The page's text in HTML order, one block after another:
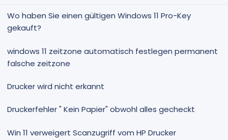
Wo haben Sie einen gültigen Windows 11 Pro-Key
gekauft?
windows 11 zeitzone automatisch festlegen permanent
falsche zeitzone
Drucker wird nicht erkannt
Druckerfehler " Kein Papier" obwohl alles gecheckt
Win 11 verweigert Scanzugriff vom HP Drucker